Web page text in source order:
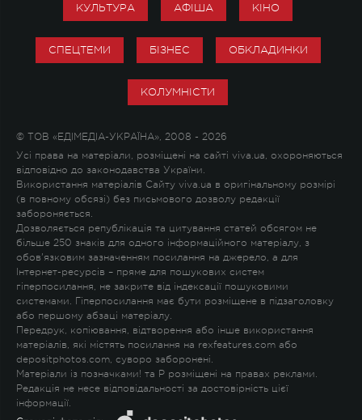
КУЛЬТУРА АФІША КІНО
СПЕЦТЕМИ БІЗНЕС ОБКЛАДИНКИ
КОЛУМНІСТИ
© ТОВ «ЕДІМЕДІА-УКРАЇНА», 2008 - 2026
Усі права на матеріали, розміщені на сайті viva.ua, охороняються
відповідно до законодавства України.
Використання матеріалів Сайту viva.ua в оригінальному розмірі
(в повному обсязі) без письмового дозволу редакції
забороняється.
Дозволяється републікація та цитування статей обсягом не
більше 250 знаків для одного інформаційного матеріалу, з
обов'язковим зазначенням посилання на джерело, а для
Інтернет-ресурсів – пряме для пошукових систем
гіперпосилання, не закрите від індексації пошуковими
системами. Гіперпосилання має бути розміщене в підзаголовку
або першому абзаці матеріалу.
Передрук, копіювання, відтворення або інше використання
матеріалів, які містять посилання на rexfeatures.com або
depositphotos.com, суворо заборонені.
Матеріали із позначками! та P розміщені на правах реклами.
Редакція не несе відповідальності за достовірність цієї
інформації.